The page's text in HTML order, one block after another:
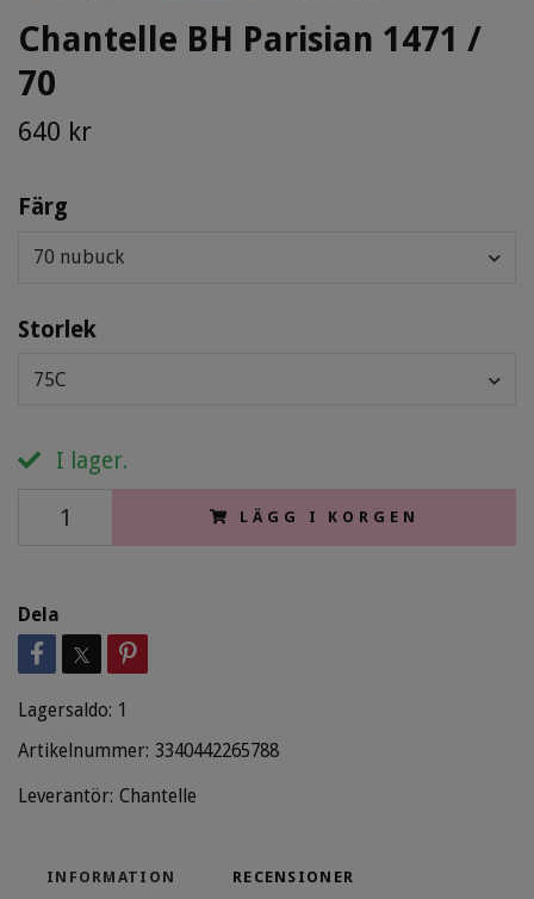
Chantelle BH Parisian 1471 /
70
640 kr
Färg
70 nubuck
Storlek
75C
I lager.
LÄGG I KORGEN
Dela
Lagersaldo: 1
Artikelnummer: 3340442265788
Leverantör: Chantelle
INFORMATION RECENSIONER